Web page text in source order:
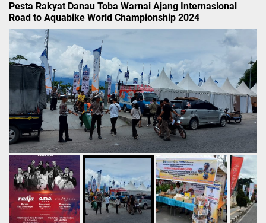
Pesta Rakyat Danau Toba Warnai Ajang Internasional
Road to Aquabike World Championship 2024